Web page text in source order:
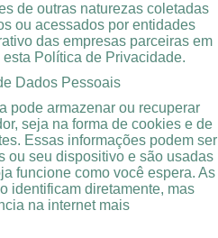
de outras naturezas coletadas
ou acessados por entidades
das empresas parceiras em
Política de Privacidade.
Dados Pessoais
pode armazenar ou recuperar
seja na forma de cookies e de
Essas informações podem ser
ou seu dispositivo e são usadas
funcione como você espera. As
identificam diretamente, mas
na internet mais